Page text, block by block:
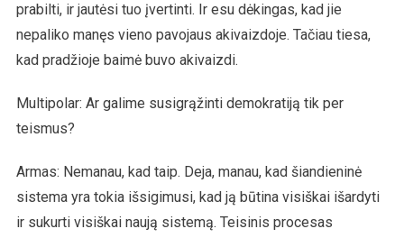
prabilti, ir jautėsi tuo įvertinti. Ir esu dėkingas, kad jie
nepaliko manęs vieno pavojaus akivaizdoje. Tačiau tiesa,
kad pradžioje baimė buvo akivaizdi.
Multipolar: Ar galime susigrąžinti demokratiją tik per
teismus?
Armas: Nemanau, kad taip. Deja, manau, kad šiandieninė
sistema yra tokia išsigimusi, kad ją būtina visiškai išardyti
ir sukurti visiškai naują sistemą. Teisinis procesas